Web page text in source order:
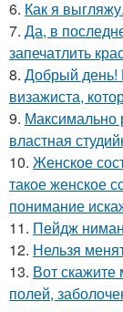
6. Как я выгляжу.
7. Да, в
запечатлить
8. Добрый день!
визажиста,
9. Максимально
властная
10. Женское
такое женское
понимание
11. Пейдж
12. Нельзя
13. Вот
полей,